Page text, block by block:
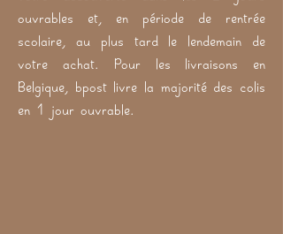
ouvrables et, en période de rentrée
scolaire, au plus tard le lendemain de
votre achat. Pour les livraisons en
Belgique, bpost livre la majorité des colis
en 1 jour ouvrable.